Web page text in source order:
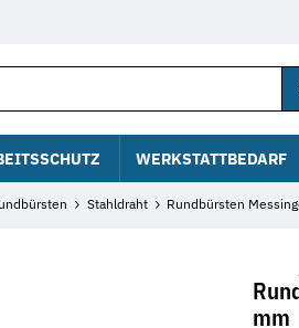
WERKSTATTBEDARF
Stahldraht Rundbürsten
mm